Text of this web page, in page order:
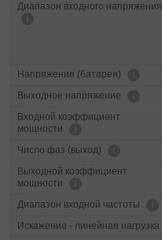
Диапазон входного напряжения
Напряжение (батарея)
Выходное напряжение
Входной коэффициент
мощности
Число фаз (выход)
Выходной коэффициент
мощности
Диапазон входной частоты
Искажение - линейная нагрузка